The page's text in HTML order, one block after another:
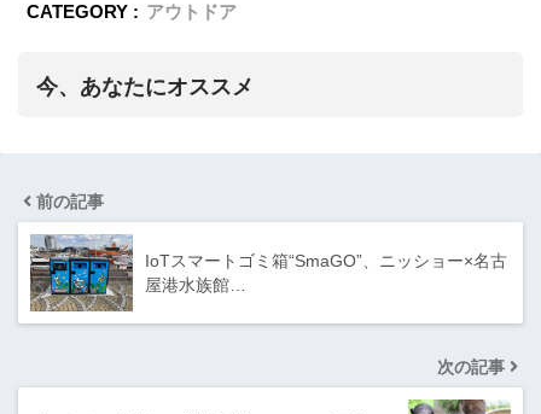
CATEGORY : アウトドア
今、あなたにオススメ
前の記事
IoTスマートゴミ箱“SmaGO”、ニッショー×名古
屋港水族館…
次の記事